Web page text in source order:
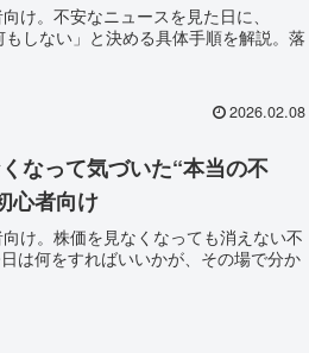
け。不安なニュースを見た日に、
しない」と決める具体手順を解説。落
2026.02.08
なって気づいた“本当の不
心者向け
け。株価を見なくなっても消えない不
は何をすればいいかが、その場で分か